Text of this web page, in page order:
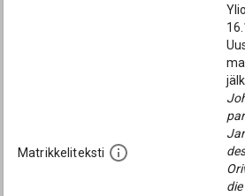
Matrikkeliteksti